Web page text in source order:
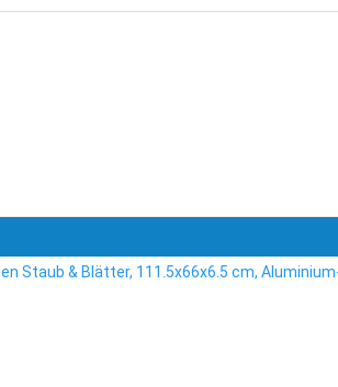
Staub & Blätter, 111.5x66x6.5 cm,